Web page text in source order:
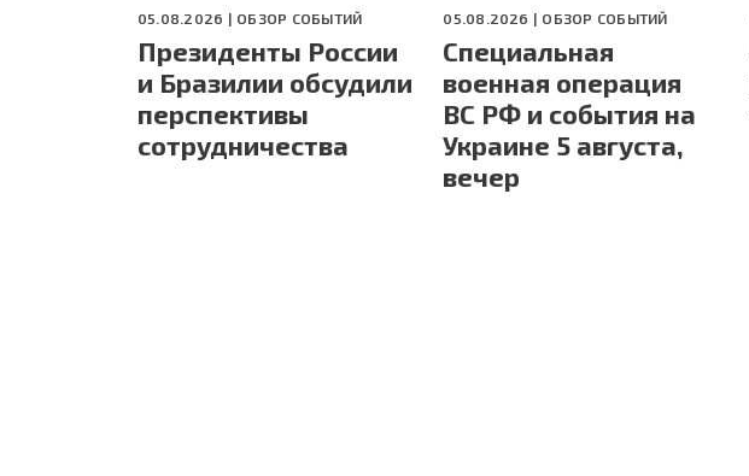
05.08.2026 | ОБЗОР СОБЫТИЙ
Президенты России
и Бразилии обсудили
перспективы
сотрудничества
05.08.2026 | ОБЗОР СОБЫТИЙ
Специальная
военная операция
ВС РФ и события на
Украине 5 августа,
вечер